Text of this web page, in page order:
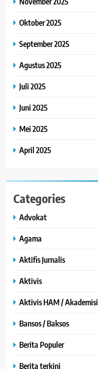
Oktober 2025
September 2025
Agustus 2025
Juli 2025
Juni 2025
Mei 2025
April 2025
Categories
Advokat
Agama
Aktifis Jurnalis
Aktivis
Aktivis HAM / Akademisi
Bansos / Baksos
Berita Populer
Berita terkini